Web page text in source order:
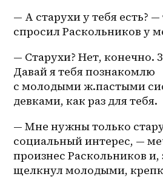
— А старухи у тебя есть?
спросил Раскольников у
— Старухи? Нет, конечно.
Давай я тебя познакомлю
с молодыми ж.пастыми
девками, как раз для тебя.
— Мне нужны только
социальный интерес, —
произнес Раскольников и,
щелкнул молодыми,